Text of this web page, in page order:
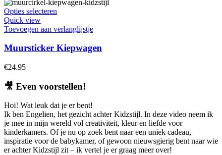
worden
op
de
productpagina
Opties selecteren
heeft
variaties.
Deze
gekozen
worden
de
productpagina
Quick view
Toevoegen aan verlanglijstje
Muursticker Kiepwagen
€24.95
🎥 Even voorstellen!
Hoi! Wat leuk dat je er bent!
Ik ben Engelien, het gezicht achter Kidzstijl. In deze video neem ik
je mee in mijn wereld vol creativiteit, kleur en liefde voor
kinderkamers. Of je nu op zoek bent naar een uniek cadeau,
inspiratie voor de babykamer, of gewoon nieuwsgierig bent naar wie
er achter Kidzstijl zit – ik vertel je er graag meer over!